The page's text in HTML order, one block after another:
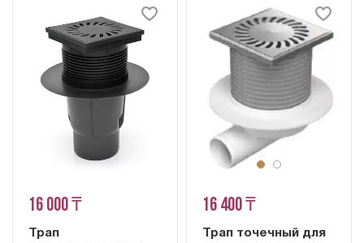
16 000 ₸
Трап
16 400 ₸
Трап точечный для